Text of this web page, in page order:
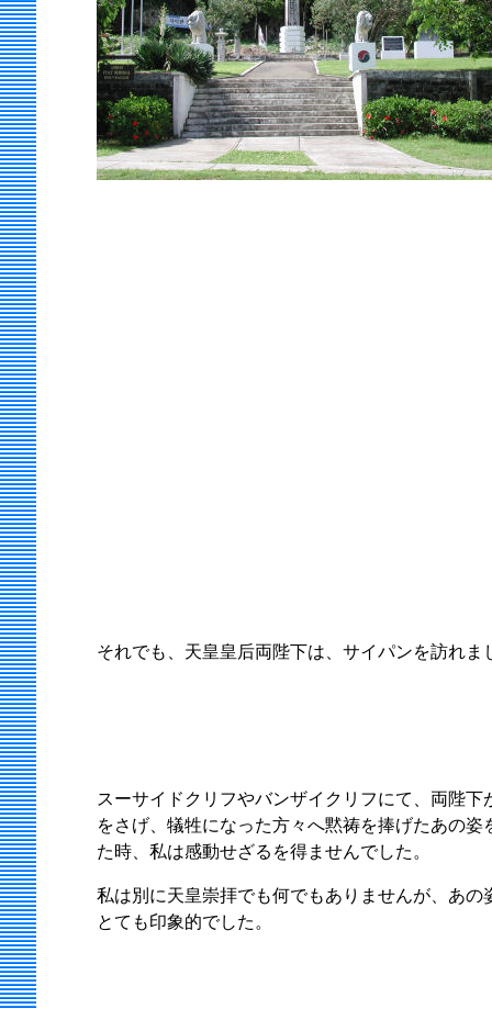
それでも、天皇皇后両陛下は、サイパンを訪れま
スーサイドクリフやバンザイクリフにて、両陛下
をさげ、犠牲になった方々へ黙祷を捧げたあの姿
た時、私は感動せざるを得ませんでした。
私は別に天皇崇拝でも何でもありませんが、あの
とても印象的でした。